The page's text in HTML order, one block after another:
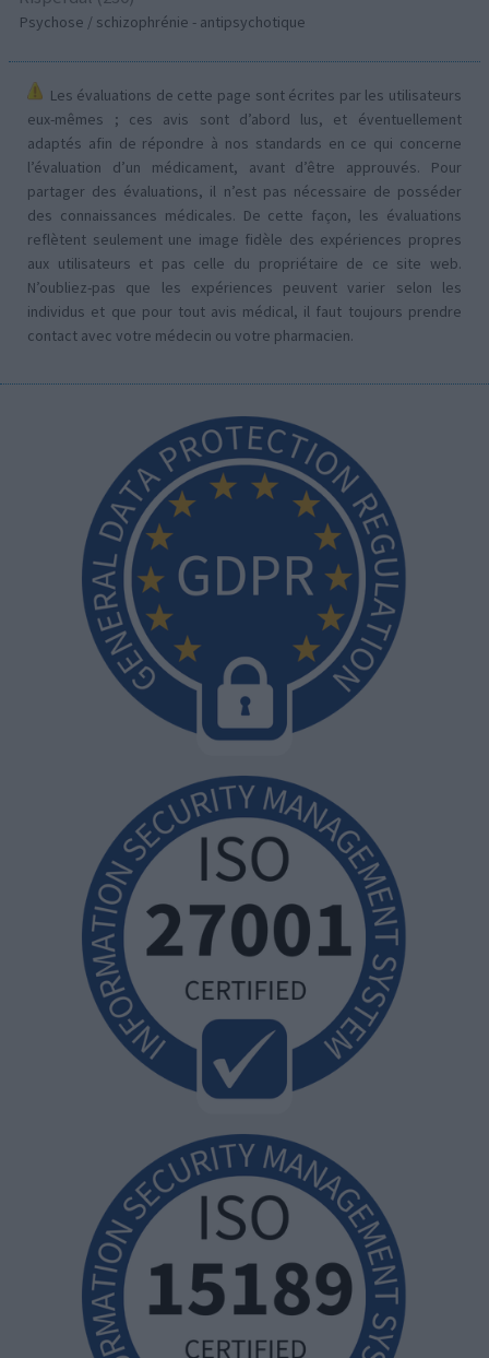
Psychose / schizophrénie - antipsychotique
Les évaluations de cette page sont écrites par les utilisateurs
eux-mêmes ; ces avis sont d’abord lus, et éventuellement
adaptés afin de répondre à nos standards en ce qui concerne
l’évaluation d’un médicament, avant d’être approuvés. Pour
partager des évaluations, il n’est pas nécessaire de posséder
des connaissances médicales. De cette façon, les évaluations
reflètent seulement une image fidèle des expériences propres
aux utilisateurs et pas celle du propriétaire de ce site web.
N’oubliez-pas que les expériences peuvent varier selon les
individus et que pour tout avis médical, il faut toujours prendre
contact avec votre médecin ou votre pharmacien.